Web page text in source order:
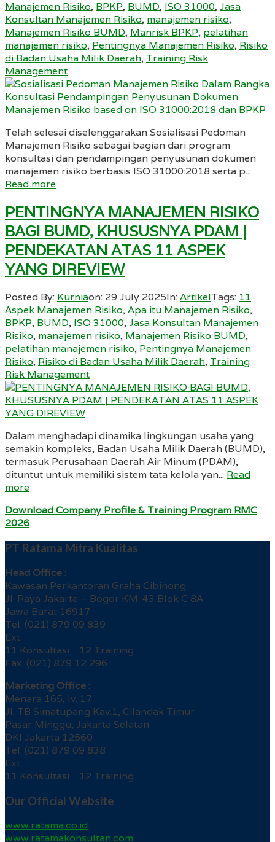
Manajemen Risiko, BPKP, BUMD, ISO 31000,Jasa
Konsultan Manajemen Risiko, manajemen risiko,
Manajemen Risiko BUMD, Manrisk BPKP, pelatihan
manajemen risiko, Pentingnya Manajemen Risiko, Risiko
di Badan Usaha Milik Daerah, Training Risk
Management
Telah selesai diselenggarakan Sosialisasi Pedoman
Manajemen Risiko sebagai bagian dari program
konsultasi dan pendampingan penyusunan dokumen
manajemen risiko berbasis ISO 31000:2018 serta p...
Read more
PENTINGNYA MANAJEMEN RISIKO
BAGI BUMD, KHUSUSNYA PDAM |
PENDEKATAN ATAS 11 ASPEK
YANG DIREVIEW
Posted By: Kurniaon: 29 July 2025In:ArtikelTags: 11
Aspek Manajemen Risiko,Apa itu Manajemen Risiko,
BPKP, BUMD, ISO 31000,Jasa Konsultan Manajemen
Risiko, manajemen risiko, Manajemen Risiko BUMD,
pelatihan manajemen risiko, Pentingnya Manajemen
Risiko, Risiko di Badan Usaha Milik Daerah, Training
Risk Management
Dalam menghadapi dinamika lingkungan usaha yang
semakin kompleks, Badan Usaha Milik Daerah (BUMD),
termasuk Perusahaan Daerah Air Minum (PDAM),
dituntut untuk memiliki sistem tata kelola yan... Read
more
Download Company Profile & Training Program RMC
2026
PT Ratama Mitra Kualitas
Head Office :
Kawasan Perkantoran Graha Cibinong
Jl. Raya Jakarta – Bogor KM. 43 Blok C 8A
Jawa Barat 16917
Tel. (021) 879 09 839
Ext.
11 Konsultasi 12 Training
Fax. (021) 879 12 296
Marketing Office :
Menara 165, lv. 17
Jl. TB Simatupang Kav.1, Cilandak Timur
Pasar Minggu, Jakarta Selatan
DKI Jakarta 12560
Tel. (021) 879 09 838
Ext.
11 Konsultasi 12 Training
Our Official Website
www.ratama.co.id
www.ratamakonsultan.com